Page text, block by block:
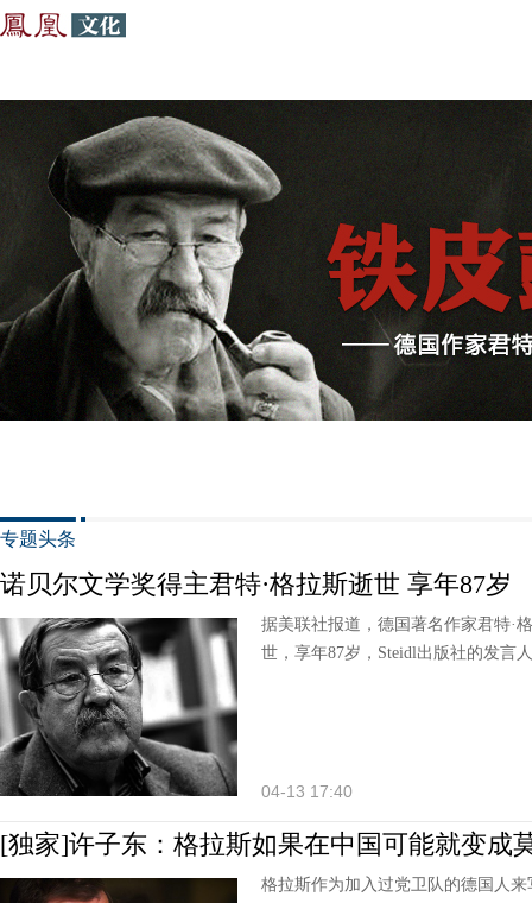
专题头条
诺贝尔文学奖得主君特·格拉斯逝世 享年87岁
据美联社报道，德国著名作家君特·
世，享年87岁，Steidl出版社的发言
04-13 17:40
[独家]许子东：格拉斯如果在中国可能就变成
格拉斯作为加入过党卫队的德国人